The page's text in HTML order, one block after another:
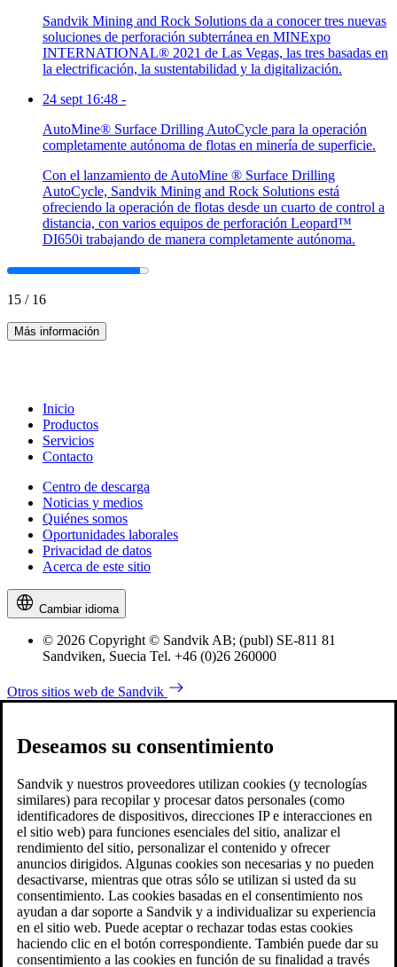
Sandvik Mining and Rock Solutions da a conocer tres nuevas
soluciones de perforación subterránea en MINExpo
INTERNATIONAL® 2021 de Las Vegas, las tres basadas en
la electrificación, la sustentabilidad y la digitalización.
24 sept 16:48 -
AutoMine® Surface Drilling AutoCycle para la operación
completamente autónoma de flotas en minería de superficie.
Con el lanzamiento de AutoMine ® Surface Drilling
AutoCycle, Sandvik Mining and Rock Solutions está
ofreciendo la operación de flotas desde un cuarto de control a
distancia, con varios equipos de perforación Leopard™
DI650i trabajando de manera completamente autónoma.
15 / 16
Más información
Inicio
Productos
Servicios
Contacto
Centro de descarga
Noticias y medios
Quiénes somos
Oportunidades laborales
Privacidad de datos
Acerca de este sitio
Cambiar idioma
© 2026 Copyright © Sandvik AB; (publ) SE-811 81
Sandviken, Suecia Tel. +46 (0)26 260000
Otros sitios web de Sandvik
Deseamos su consentimiento
Sandvik y nuestros proveedores utilizan cookies (y tecnologías
similares) para recopilar y procesar datos personales (como
identificadores de dispositivos, direcciones IP e interacciones en
el sitio web) para funciones esenciales del sitio, analizar el
rendimiento del sitio, personalizar el contenido y ofrecer
anuncios dirigidos. Algunas cookies son necesarias y no pueden
desactivarse, mientras que otras sólo se utilizan si usted da su
consentimiento. Las cookies basadas en el consentimiento nos
ayudan a dar soporte a Sandvik y a individualizar su experiencia
en el sitio web. Puede aceptar o rechazar todas estas cookies
haciendo clic en el botón correspondiente. También puede dar su
consentimiento a las cookies en función de su finalidad a través